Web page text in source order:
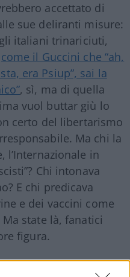
accettato di
sue deliranti misure:
italiani trinariciuti,
come il Guccini che “ah,
era Psiup”, sai la
, sì, ma di quella
vuol buttar giù lo
certo del libertarismo
Ma chi la
l’Internazionale in
Chi intonava
E chi predicava
e dei vaccini come
state là, fanatici
figura.